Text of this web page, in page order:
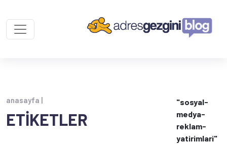
anasayfa |
ETİKETLER
"sosyal-
medya-
reklam-
yatirimlari"